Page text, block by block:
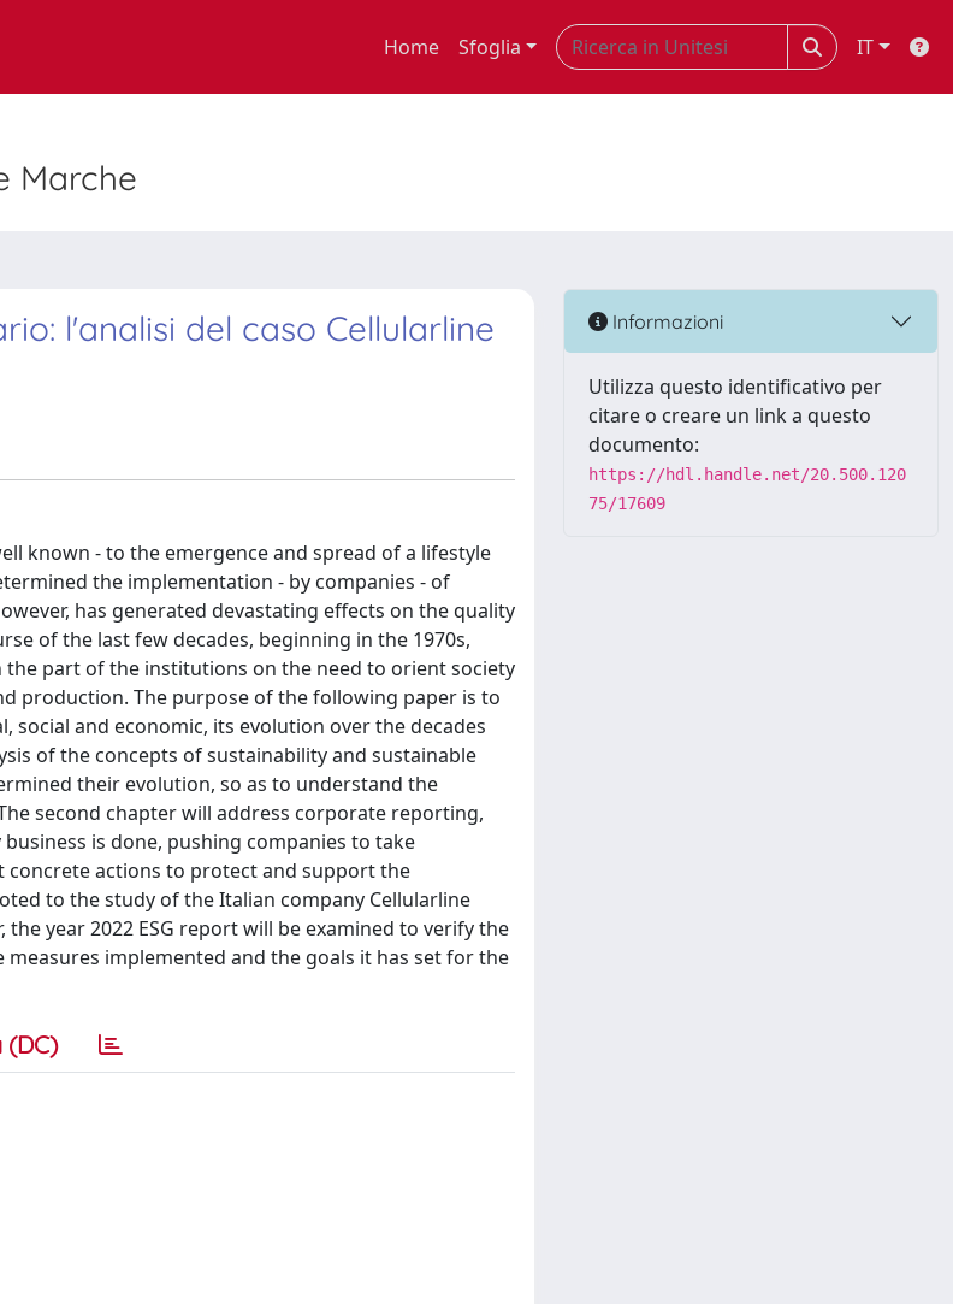
Home Sfoglia IT
Marche
l'analisi del caso Cellularline
known - to the emergence and spread of a lifestyle
the implementation - by companies - of
has generated devastating effects on the quality
of the last few decades, beginning in the 1970s,
part of the institutions on the need to orient society
production. The purpose of the following paper is to
and economic, its evolution over the decades
of the concepts of sustainability and sustainable
their evolution, so as to understand the
second chapter will address corporate reporting,
is done, pushing companies to take
actions to protect and support the
to the study of the Italian company Cellularline
year 2022 ESG report will be examined to verify the
implemented and the goals it has set for the
(DC)
Informazioni
Utilizza questo identificativo per
citare o creare un link a questo
documento:
https://hdl.handle.net/20.500.120
75/17609